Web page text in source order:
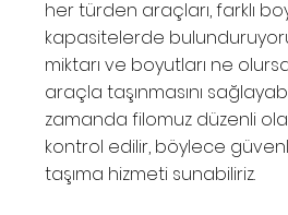
her türden araçları, farklı
kapasitelerde
miktarı ve boyutları ne
araçla taşınmasını
zamanda filomuz düzenli
kontrol edilir, böylece
taşıma hizmeti sunabiliriz.